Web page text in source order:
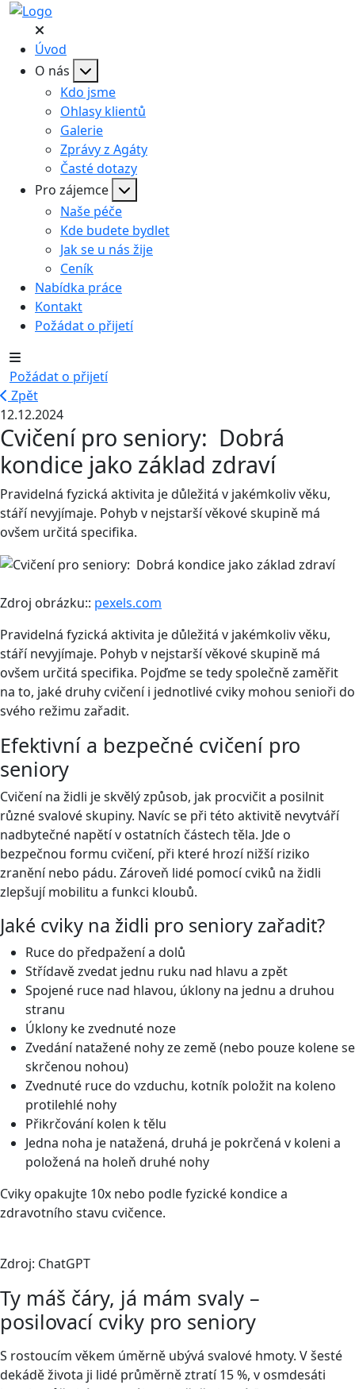
Úvod
O nás
Kdo jsme
Ohlasy klientů
Galerie
Zprávy z Agáty
Časté dotazy
Pro zájemce
Naše péče
Kde budete bydlet
Jak se u nás žije
Ceník
Nabídka práce
Kontakt
Požádat o přijetí
Požádat o přijetí
Zpět
12.12.2024
Cvičení pro seniory: Dobrá
kondice jako základ zdraví
Pravidelná fyzická aktivita je důležitá v jakémkoliv věku,
stáří nevyjímaje. Pohyb v nejstarší věkové skupině má
ovšem určitá specifika.
Zdroj obrázku:: pexels.com
Pravidelná fyzická aktivita je důležitá v jakémkoliv věku,
stáří nevyjímaje. Pohyb v nejstarší věkové skupině má
ovšem určitá specifika. Pojďme se tedy společně zaměřit
na to, jaké druhy cvičení i jednotlivé cviky mohou senioři do
svého režimu zařadit.
Efektivní a bezpečné cvičení pro
seniory
Cvičení na židli je skvělý způsob, jak procvičit a posilnit
různé svalové skupiny. Navíc se při této aktivitě nevytváří
nadbytečné napětí v ostatních částech těla. Jde o
bezpečnou formu cvičení, při které hrozí nižší riziko
zranění nebo pádu. Zároveň lidé pomocí cviků na židli
zlepšují mobilitu a funkci kloubů.
Jaké cviky na židli pro seniory zařadit?
Ruce do předpažení a dolů
Střídavě zvedat jednu ruku nad hlavu a zpět
Spojené ruce nad hlavou, úklony na jednu a druhou
stranu
Úklony ke zvednuté noze
Zvedání natažené nohy ze země (nebo pouze kolene se
skrčenou nohou)
Zvednuté ruce do vzduchu, kotník položit na koleno
protilehlé nohy
Přikrčování kolen k tělu
Jedna noha je natažená, druhá je pokrčená v koleni a
položená na holeň druhé nohy
Cviky opakujte 10x nebo podle fyzické kondice a
zdravotního stavu cvičence.
Zdroj: ChatGPT
Ty máš čáry, já mám svaly –
posilovací cviky pro seniory
S rostoucím věkem úměrně ubývá svalové hmoty. V šesté
dekádě života ji lidé průměrně ztratí 15 %, v osmdesáti